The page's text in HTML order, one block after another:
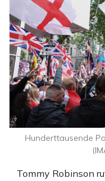
Tommy Robinson
Hunderttausende